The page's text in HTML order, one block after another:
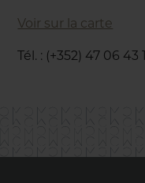
Voir sur la carte
Tél. : (+352) 47 06 43 1